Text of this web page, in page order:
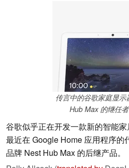
传言中的谷歌家庭显示
Hub Max 的继任者
谷歌似乎正在开发一款新的智能家
最近在 Google Home 应用程序的
品牌 Nest Hub Max 的后继产品。